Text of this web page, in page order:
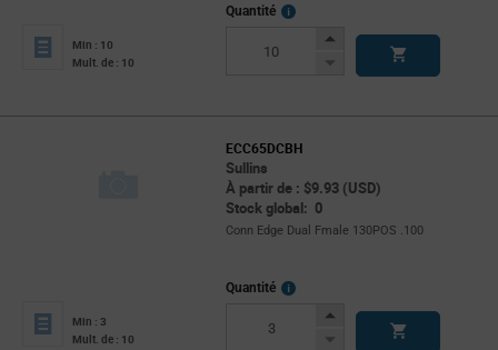
Min : 10
Mult. de : 10
Quantité
More
Increase
Decrease
ECC65DCBH
Sullins
À partir de : $9.93 (USD)
Stock global: 0
Conn Edge Dual Fmale 130POS .100
Min : 3
Mult. de : 10
Quantité
More
Increase
Decrease